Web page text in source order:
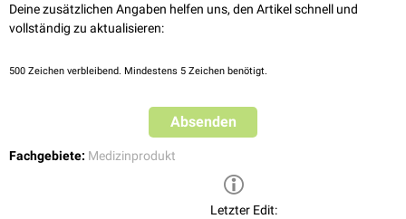
Gracey-Küretten
Langer-Küretten
McCall-Küretten
Kürette nach Sims
Deine zusätzlichen Angaben helfen uns, den Artikel schnell und
vollständig zu aktualisieren:
500 Zeichen verbleibend. Mindestens 5 Zeichen benötigt.
Absenden
Fachgebiete: Medizinprodukt
Letzter Edit: